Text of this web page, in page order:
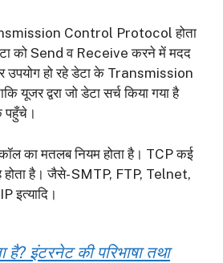
Control Protocol होता
को Send व Receive करने में मदद
उपयोग हो रहे डेटा के Transmission
यूजर द्वरा जो डेटा सर्च किया गया है
पहुँचे।
का मतलब नियम होता है। TCP कई
होता है। जैसे- SMTP, FTP, Telnet,
इत्यादि।
है? इंटरनेट की परिभाषा तथा